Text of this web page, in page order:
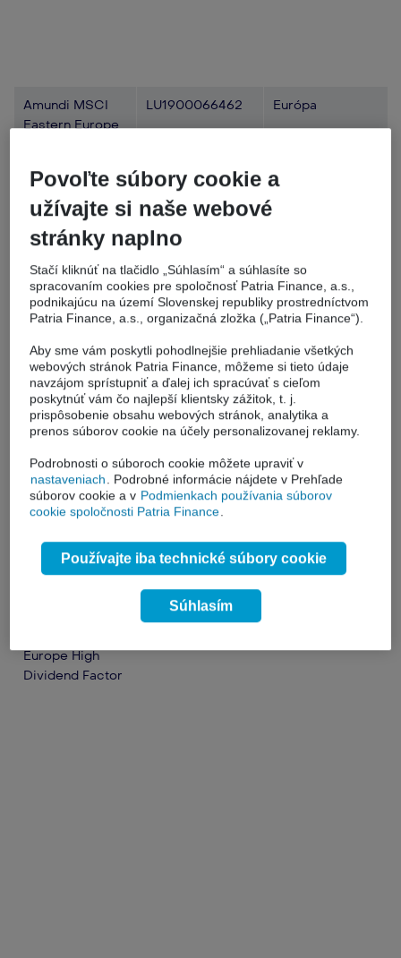
Amundi MSCI
Eastern Europe
LU1900066462 Európa
Europe High
Dividend Factor
Povoľte súbory cookie a
užívajte si naše webové
stránky naplno
Stačí kliknúť na tlačidlo „Súhlasím“ a súhlasíte so
spracovaním cookies pre spoločnosť Patria Finance, a.s.,
podnikajúcu na území Slovenskej republiky prostredníctvom
Patria Finance, a.s., organizačná zložka („Patria Finance“).
Aby sme vám poskytli pohodlnejšie prehliadanie všetkých
webových stránok Patria Finance, môžeme si tieto údaje
navzájom sprístupniť a ďalej ich spracúvať s cieľom
poskytnúť vám čo najlepší klientsky zážitok, t. j.
prispôsobenie obsahu webových stránok, analytika a
prenos súborov cookie na účely personalizovanej reklamy.
Podrobnosti o súboroch cookie môžete upraviť v
nastaveniach. Podrobné informácie nájdete v Prehľade
súborov cookie a v Podmienkach používania súborov
cookie spoločnosti Patria Finance.
Používajte iba technické súbory cookie
Súhlasím